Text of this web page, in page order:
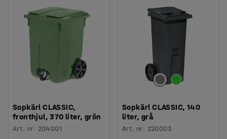
Sopkärl CLASSIC,
fronthjul, 370 liter, grön
Art. nr: 204001
Sopkärl CLASSIC, 140
liter, grå
Art. nr: 220003